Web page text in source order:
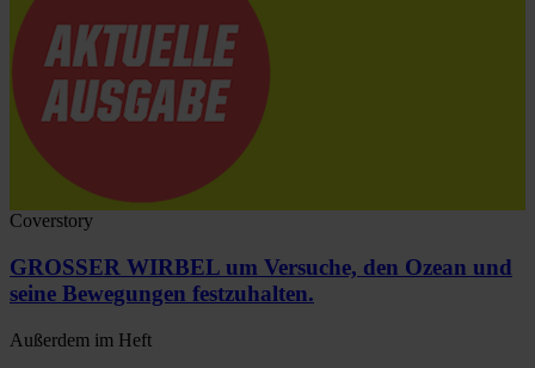
Coverstory
GROSSER WIRBEL um Versuche, den Ozean und
seine Bewegungen festzuhalten.
Außerdem im Heft